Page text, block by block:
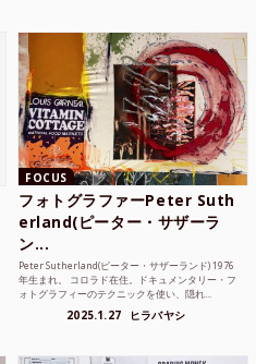
FOCUS
フォトグラファーPeter Suth
erland(ピーター・サザーラ
ン...
Peter Sutherland(ピーター・サザーランド) 1976
年生まれ。 コロラド在住。ドキュメンタリー・フ
ォトグラフィーのテクニックを使い、隠れ...
2025.1.27 ヒラバヤシ